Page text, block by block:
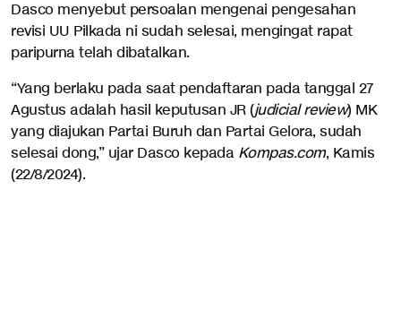
Dasco menyebut persoalan mengenai pengesahan
revisi UU Pilkada ni sudah selesai, mengingat rapat
paripurna telah dibatalkan.
“Yang berlaku pada saat pendaftaran pada tanggal 27
Agustus adalah hasil keputusan JR (judicial review) MK
yang diajukan Partai Buruh dan Partai Gelora, sudah
selesai dong,” ujar Dasco kepada Kompas.com, Kamis
(22/8/2024).